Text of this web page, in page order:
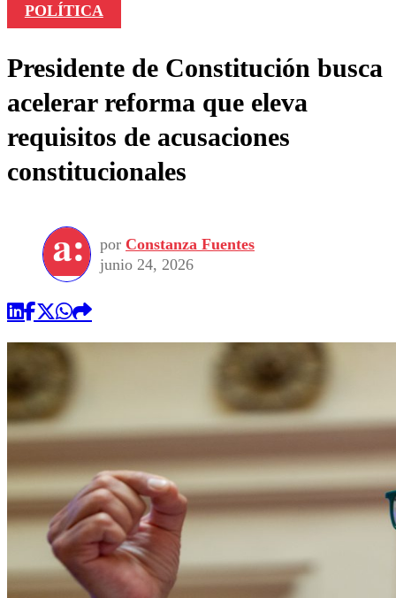
POLÍTICA
Presidente de Constitución busca
acelerar reforma que eleva
requisitos de acusaciones
constitucionales
por Constanza Fuentes
junio 24, 2026